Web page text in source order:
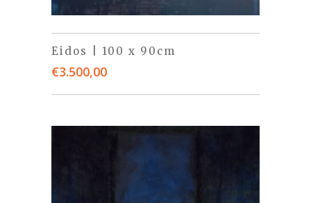
Eidos | 100 x 90cm
€3.500,00